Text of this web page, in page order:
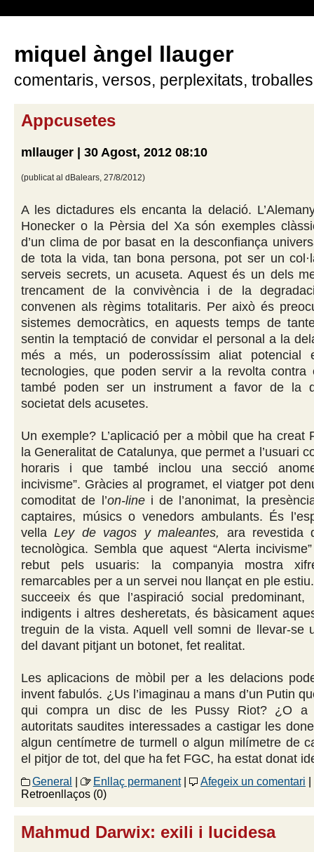
miquel àngel llauger
comentaris, versos, perplexitats, troballes
Appcusetes
mllauger | 30 Agost, 2012 08:10
(publicat al dBalears, 27/8/2012)
A les dictadures els encanta la delació.
Honecker o la Pèrsia del Xa són exemples
d’un clima de por basat en la desconfiança
de tota la vida, tan bona persona, pot ser un
serveis secrets, un acuseta. Aquest és un dels
trencament de la convivència i de la
convenen als règims totalitaris. Per això és
sistemes democràtics, en aquests temps de
sentin la temptació de convidar el personal a la
més a més, un poderossíssim aliat potencial
tecnologies, que poden servir a la revolta contra
també poden ser un instrument a favor de la
societat dels acusetes.
Un exemple? L’aplicació per a mòbil que ha creat
la Generalitat de Catalunya, que permet a l’usuari
horaris i que també inclou una secció
incivisme”. Gràcies al programet, el viatger pot
comoditat de l’on-line i de l’anonimat, la
captaires, músics o venedors ambulants. És
vellaLey de vagos y maleantes, ara revestida
tecnològica. Sembla que aquest “Alerta incivisme”
rebut pels usuaris: la companyia mostra
remarcables per a un servei nou llançat en ple
succeeix és que l’aspiració social
indigents i altres desheretats, és bàsicament
treguin de la vista. Aquell vell somni de llevar-se
del davant pitjant un botonet, fet realitat.
Les aplicacions de mòbil per a les delacions
invent fabulós. ¿Us l’imaginau a mans d’un Putin
qui compra un disc de les Pussy Riot? ¿O a
autoritats saudites interessades a castigar les
algun centímetre de turmell o algun milímetre de
el pitjor de tot, del que ha fet FGC, ha estat donat
General Enllaç permanent| Afegeix un comentari
Retroenllaços (0)
Mahmud Darwix: exili i lucidesa